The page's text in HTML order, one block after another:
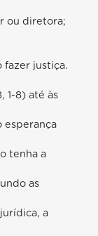
ou diretora;
fazer justiça.
1-8) até às
esperança
tenha a
as
a